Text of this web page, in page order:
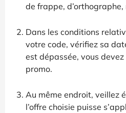
de frappe, d’orthographe,
Dans les conditions
votre code, vérifiez sa
est dépassée, vous
promo.
Au même endroit, veillez
l’offre choisie puisse